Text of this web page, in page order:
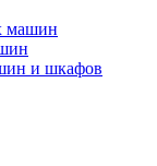
машин
и шкафов